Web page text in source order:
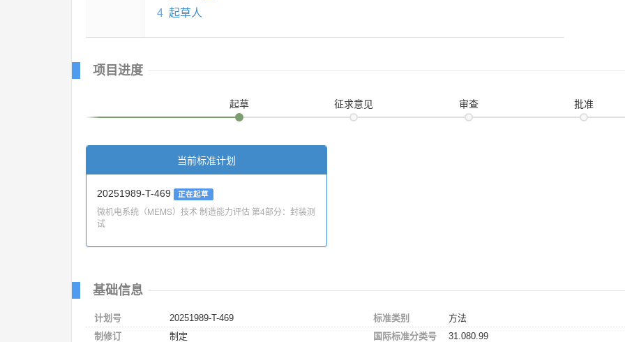
4 起草人
项目进度
起草 征求意见 审查 批准
当前标准计划
20251989-T-469 正在起草
微机电系统（MEMS）技术 制造能力评估 第4部分：封装测
试
基础信息
计划号
20251989-T-469
制修订
制定
标准类别
方法
国际标准分类号
31.080.99